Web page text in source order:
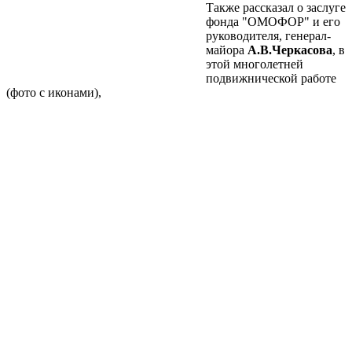
Также рассказал о заслуге
фонда "ОМОФОР" и его
руководителя, генерал-
майора А.В.Черкасова, в
этой многолетней
подвижнической работе
(фото с иконами),